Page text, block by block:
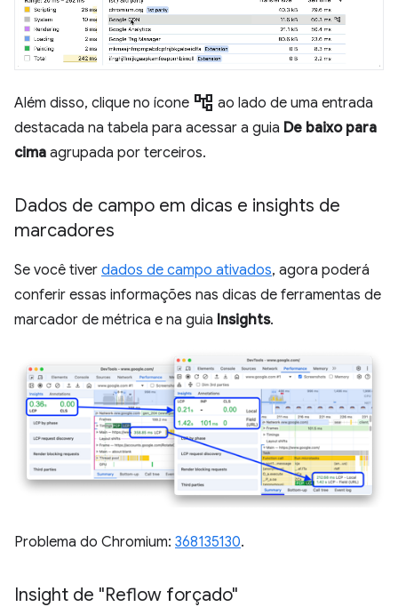
Além disso, clique no ícone account_tree ao lado de uma entrada
destacada na tabela para acessar a guia De baixo para
cima agrupada por terceiros.
Dados de campo em dicas e insights de
marcadores
Se você tiver dados de campo ativados, agora poderá
conferir essas informações nas dicas de ferramentas de
marcador de métrica e na guia Insights.
Problema do Chromium: 368135130.
Insight de "Reflow forçado"